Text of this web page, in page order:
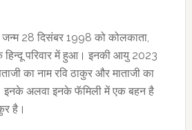
जन्म 28 दिसंबर 1998 को कोलकाता,
हिन्दू परिवार में हुआ। इनकी आयु 2023
का नाम रवि ठाकुर और माताजी का
इनके अलवा इनके फॅमिली में एक बहन है
है।